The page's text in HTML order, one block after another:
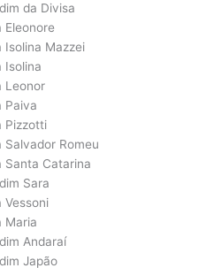
da Divisa
Eleonore
Isolina Mazzei
Isolina
Leonor
Paiva
Pizzotti
Romeu
Santa Catarina
Sara
Vessoni
Maria
Andaraí
Japão